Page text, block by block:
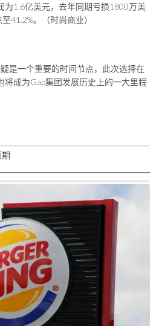
为1.6亿美元，去年同期亏损1800万美
41.2%。（时尚商业）
是一个重要的时间节点，此次选择在
将成为Gap集团发展历史上的一大里程